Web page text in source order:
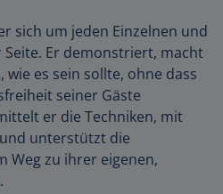
sich um jeden Einzelnen und
Er demonstriert, macht
es sein sollte, ohne dass
seiner Gäste
er die Techniken, mit
unterstützt die
Weg zu ihrer eigenen,